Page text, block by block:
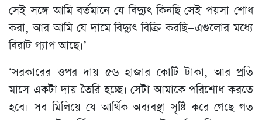
সেই সঙ্গে আমি বর্তমানে যে বিদ্যুৎ কিনছি সেই পয়সা শোধ
করা, আর আমি যে দামে বিদ্যুৎ বিক্রি করছি—এগুলোর মধ্যে
বিরাট গ্যাপ আছে।’
‘সরকারের ওপর দায় ৫৬ হাজার কোটি টাকা, আর প্রতি
মাসে একটা দায় তৈরি হচ্ছে। সেটা আমাকে পরিশোধ করতে
হবে। সব মিলিয়ে যে আর্থিক অব্যবস্থা সৃষ্টি করে গেছে গত